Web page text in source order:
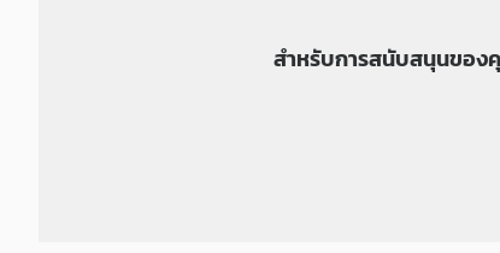
สำหรับการสนับสนุนของ